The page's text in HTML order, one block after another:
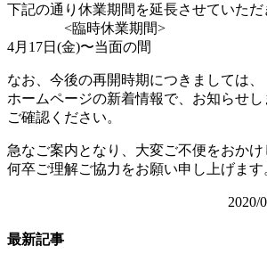
下記の通り休業期間を延長させていただ
<臨時休業期間>
4月17日(金)〜当面の間
なお、今後の再開時期につきましては、
ホームページの新着情報で、お知らせ
ご確認ください。
急なご案内となり、大変ご不便をおかけ
何卒ご理解ご協力をお願い申し上げます
最新記事